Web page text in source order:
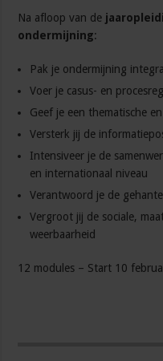
Na afloop van de
ondermijning:
Pak je ondermijning
Voer je casus- en
Geef je een thematische
Versterk jij de
Intensiveer je de
en internationaal niveau
Verantwoord je de
Vergroot jij de sociale,
weerbaarheid
12 modules – Start 10